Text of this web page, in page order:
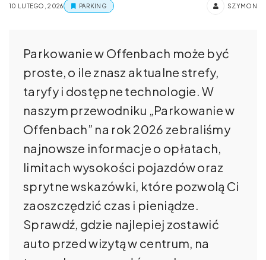
10 LUTEGO, 2026 PARKING SZYMON
Parkowanie w Offenbach może być
proste, o ile znasz aktualne strefy,
taryfy i dostępne technologie. W
naszym przewodniku „Parkowanie w
Offenbach” na rok 2026 zebraliśmy
najnowsze informacje o opłatach,
limitach wysokości pojazdów oraz
sprytne wskazówki, które pozwolą Ci
zaoszczędzić czas i pieniądze.
Sprawdź, gdzie najlepiej zostawić
auto przed wizytą w centrum, na